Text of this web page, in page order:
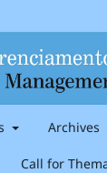
Archives
Call for